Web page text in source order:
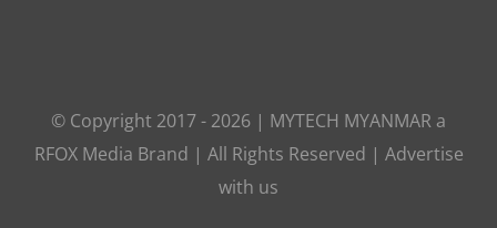
© Copyright 2017 - 2026 | MYTECH MYANMAR a
RFOX Media Brand | All Rights Reserved | Advertise
with us